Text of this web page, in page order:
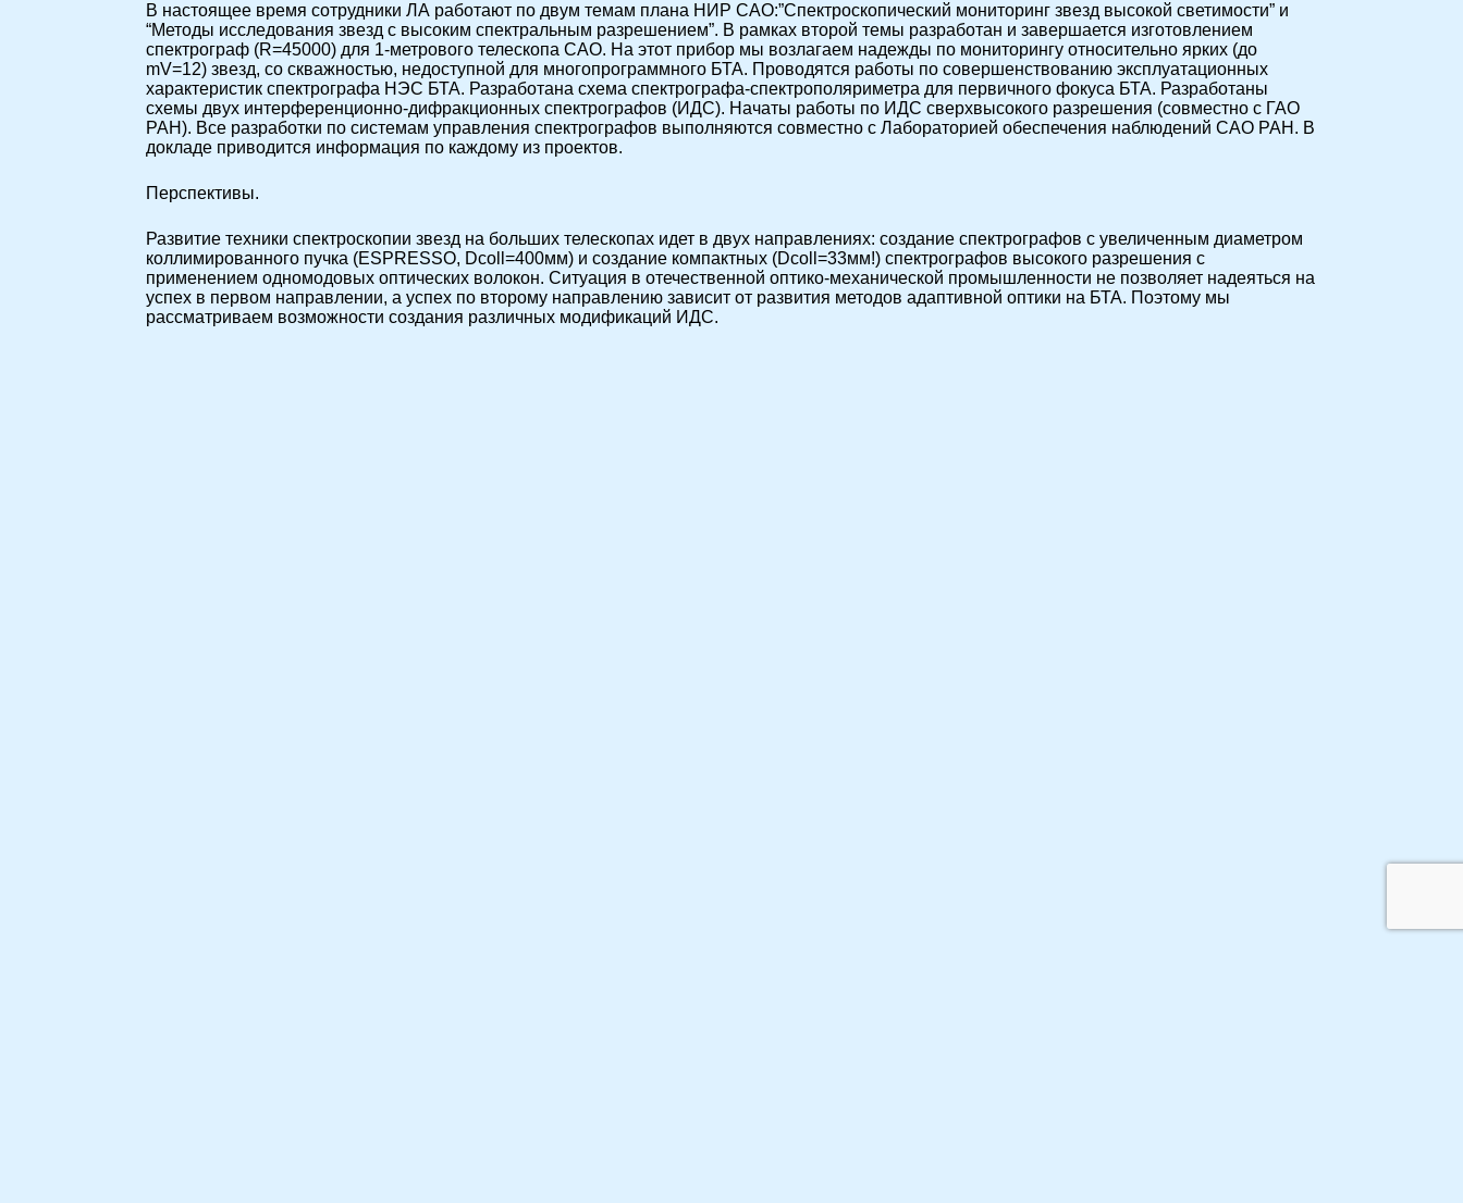
В настоящее время сотрудники ЛА работают по двум темам плана НИР САО:”Спектроскопический мониторинг звезд высокой светимости” и
“Методы исследования звезд с высоким спектральным разрешением”. В рамках второй темы разработан и завершается изготовлением
спектрограф (R=45000) для 1-метрового телескопа САО. На этот прибор мы возлагаем надежды по мониторингу относительно ярких (до
mV=12) звезд, со скважностью, недоступной для многопрограммного БТА. Проводятся работы по совершенствованию эксплуатационных
характеристик спектрографа НЭС БТА. Разработана схема спектрографа-спектрополяриметра для первичного фокуса БТА. Разработаны
схемы двух интерференционно-дифракционных спектрографов (ИДС). Начаты работы по ИДС сверхвысокого разрешения (совместно с ГАО
РАН). Все разработки по системам управления спектрографов выполняются совместно с Лабораторией обеспечения наблюдений САО РАН. В
докладе приводится информация по каждому из проектов.
Перспективы.
Развитие техники спектроскопии звезд на больших телескопах идет в двух направлениях: создание спектрографов с увеличенным диаметром
коллимированного пучка (ESPRESSO, Dcoll=400мм) и создание компактных (Dcoll=33мм!) спектрографов высокого разрешения с
применением одномодовых оптических волокон. Ситуация в отечественной оптико-механической промышленности не позволяет надеяться на
успех в первом направлении, а успех по второму направлению зависит от развития методов адаптивной оптики на БТА. Поэтому мы
рассматриваем возможности создания различных модификаций ИДС.